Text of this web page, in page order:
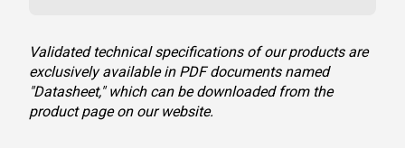
Validated technical specifications of our products are
exclusively available in PDF documents named
"Datasheet," which can be downloaded from the
product page on our website.